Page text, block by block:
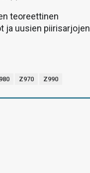
teoreettinen
ja uusien piirisarjojen
Z970 Z990